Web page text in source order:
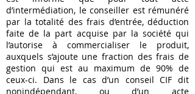
d’intermédiation, le conseiller est rémunéré
par la totalité des frais d’entrée, déduction
faite de la part acquise par la société qui
l’autorise à commercialiser le produit,
auxquels s’ajoute une fraction des frais de
gestion qui est au maximum de 90% de
ceux-ci. Dans le cas d’un conseil CIF dit
nonindépendant, ou d’un acte